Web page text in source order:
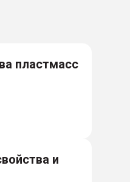
пластмасс
и